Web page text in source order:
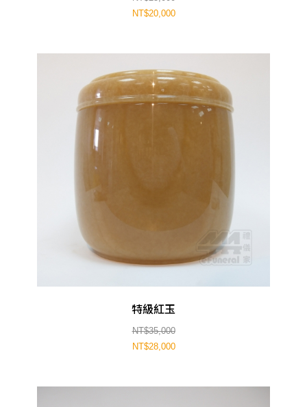
NT$20,000
特級紅玉
NT$35,000
NT$28,000